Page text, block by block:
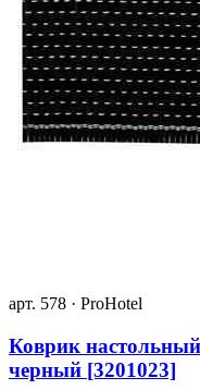
арт. 578 · ProHotel
Коврик
черный [3201023]